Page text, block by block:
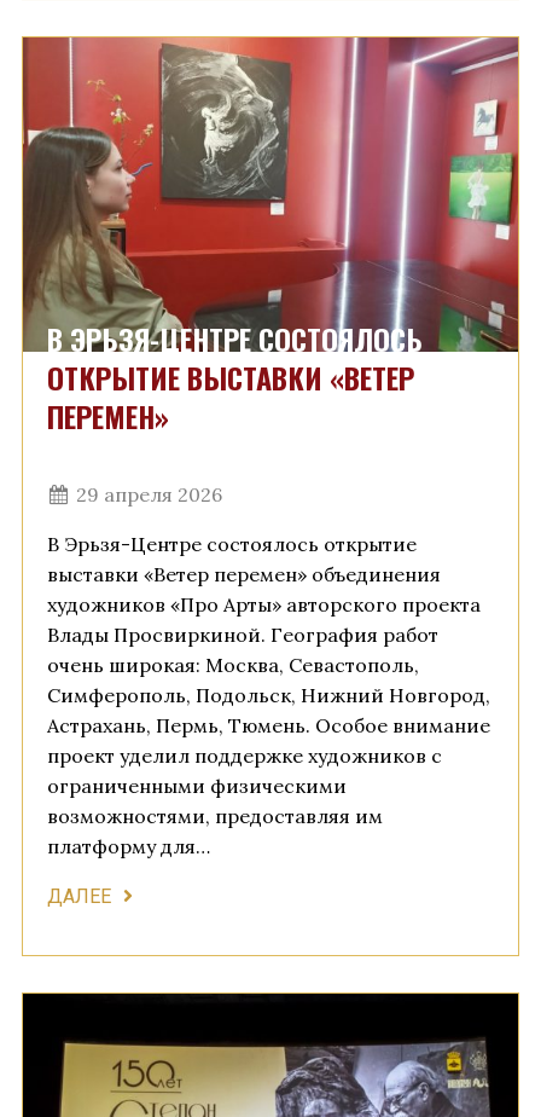
В ЭРЬЗЯ-ЦЕНТРЕ СОСТОЯЛОСЬ
ОТКРЫТИЕ ВЫСТАВКИ «ВЕТЕР
ПЕРЕМЕН»
29 апреля 2026
В Эрьзя-Центре состоялось открытие
выставки «Ветер перемен» объединения
художников «Про Арты» авторского проекта
Влады Просвиркиной. География работ
очень широкая: Москва, Севастополь,
Симферополь, Подольск, Нижний Новгород,
Астрахань, Пермь, Тюмень. Особое внимание
проект уделил поддержке художников с
ограниченными физическими
возможностями, предоставляя им
платформу для…
ДАЛЕЕ